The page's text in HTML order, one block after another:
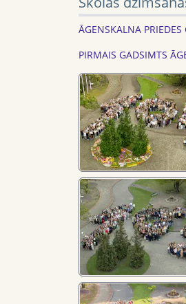
ĀGENSKALNA
PIRMAIS GADSIMTS